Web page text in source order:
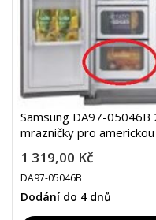
Samsung DA97-05046B
mrazničky pro
1 319,00 Kč
DA97-05046B
Dodání do 4 dnů